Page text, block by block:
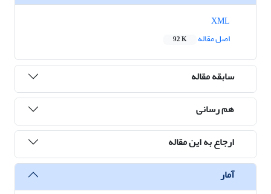
اصل مقاله
92 K
سابقه مقاله
هم رسانی
ارجاع به این مقاله
آمار